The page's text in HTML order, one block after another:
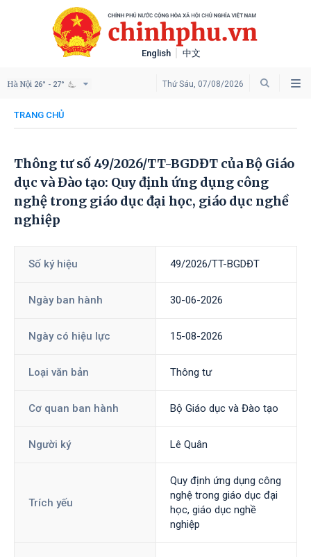
English 中文
Thứ Sáu, 07/08/2026
Hà Nội 26° - 27°
TRANG CHỦ
Thông tư số 49/2026/TT-BGDĐT của Bộ Giáo
dục và Đào tạo: Quy định ứng dụng công
nghệ trong giáo dục đại học, giáo dục nghề
nghiệp
Số ký hiệu 49/2026/TT-BGDĐT
Ngày ban hành 30-06-2026
Ngày có hiệu lực 15-08-2026
Loại văn bản Thông tư
Cơ quan ban hành Bộ Giáo dục và Đào tạo
Người ký Lê Quân
Trích yếu
Quy định ứng dụng công
nghệ trong giáo dục đại
học, giáo dục nghề
nghiệp